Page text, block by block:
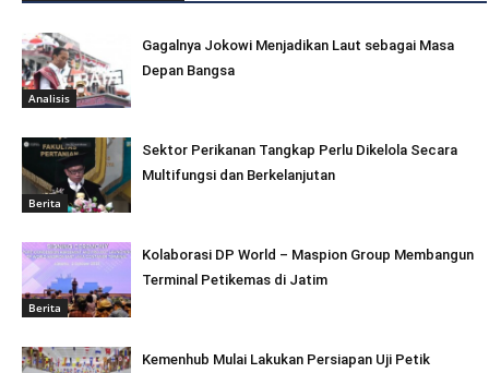
Analisis
Gagalnya Jokowi Menjadikan Laut sebagai Masa
Depan Bangsa
Berita
Sektor Perikanan Tangkap Perlu Dikelola Secara
Multifungsi dan Berkelanjutan
Berita
Kolaborasi DP World – Maspion Group Membangun
Terminal Petikemas di Jatim
Kemenhub Mulai Lakukan Persiapan Uji Petik